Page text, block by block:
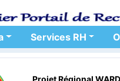
Services RH
Projet Régional